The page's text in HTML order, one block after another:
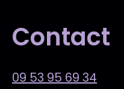
Contact
09 53 95 69 34